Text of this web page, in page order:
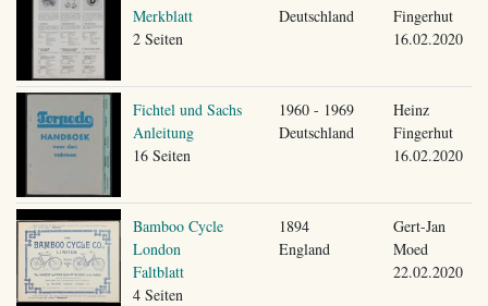
Merkblatt
2 Seiten
Deutschland
Fingerhut
16.02.2020
Fichtel und Sachs
Anleitung
16 Seiten
1960 - 1969
Deutschland
Heinz
Fingerhut
16.02.2020
Bamboo Cycle
London
Faltblatt
4 Seiten
1894
England
Gert-Jan
Moed
22.02.2020